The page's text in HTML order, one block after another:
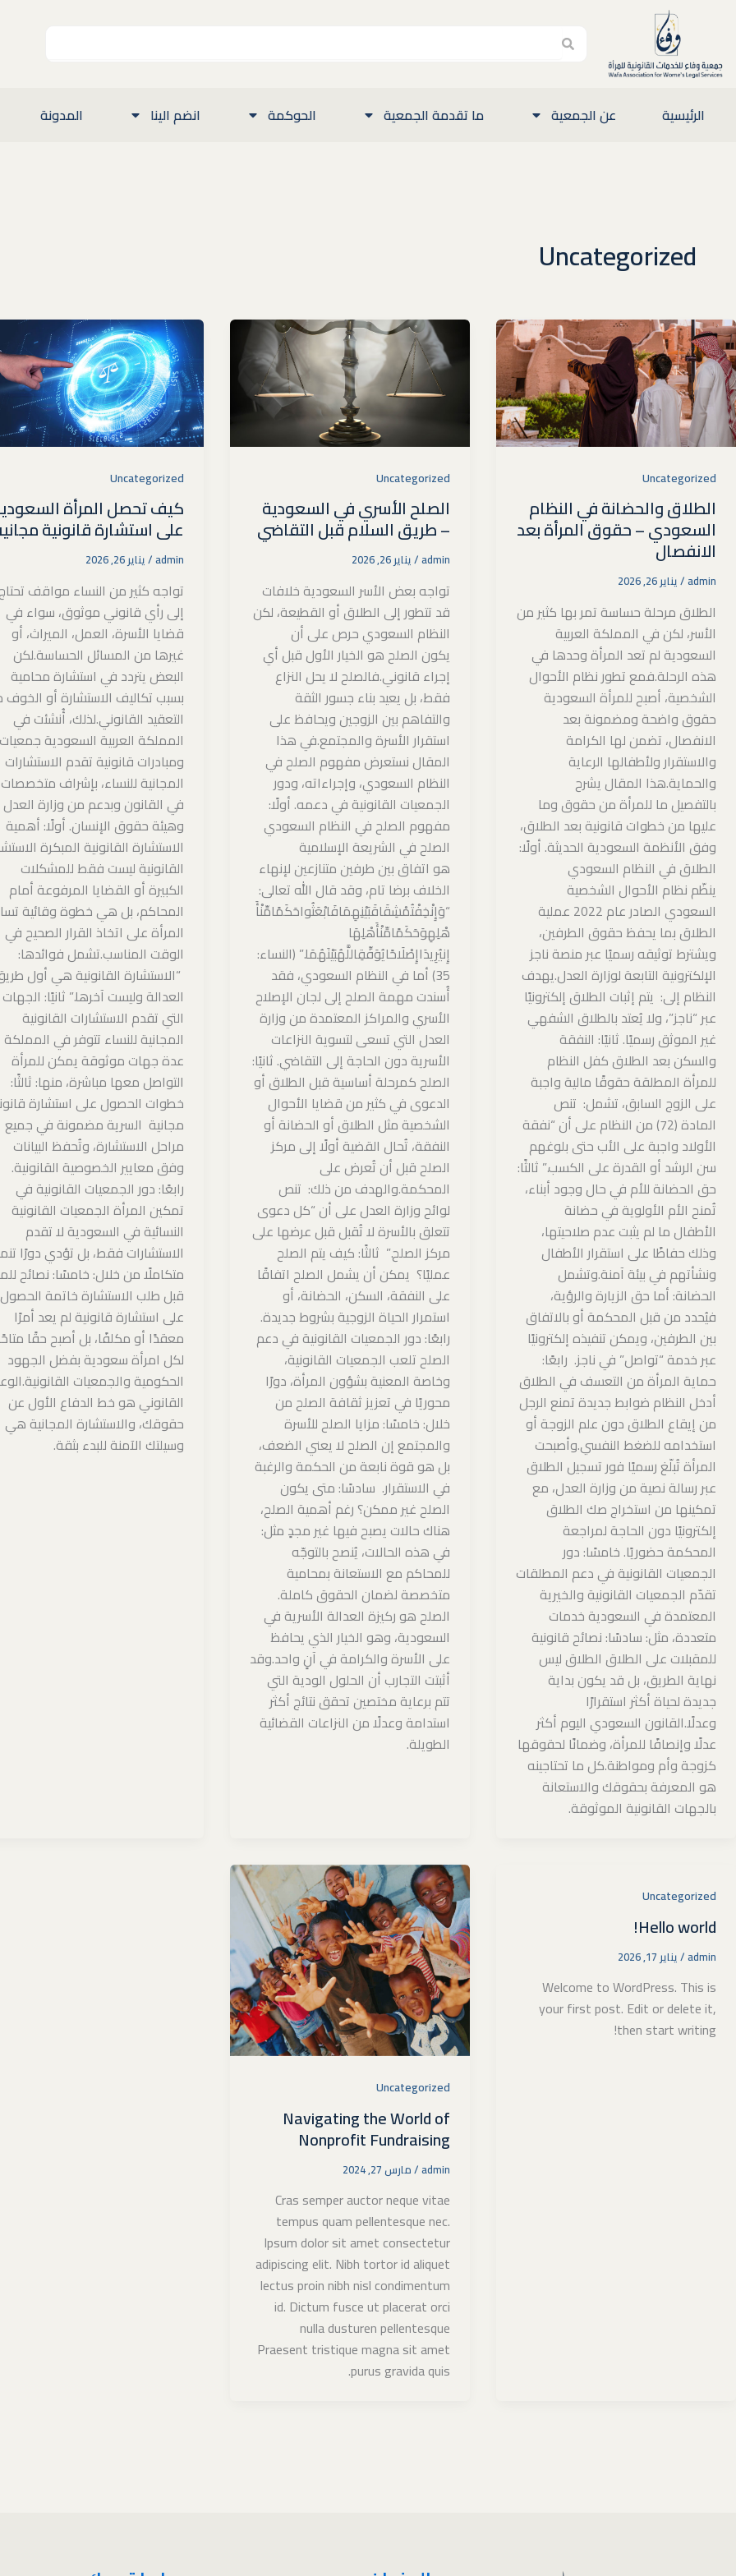
Search
Search
الرئيسية عن الجمعية ما تقدمة الجمعية الحوكمة انضم الينا المدونة
Uncategorized
Uncategorized
الطلاق والحضانة في النظام
السعودي – حقوق المرأة بعد
الانفصال
admin
/يناير 26, 2026
الطلاق مرحلة حساسة تمر بها كثير من
الأسر، لكن في المملكة العربية
السعودية لم تعد المرأة وحدها في
هذه الرحلة.فمع تطور نظام الأحوال
الشخصية، أصبح للمرأة السعودية
حقوق واضحة ومضمونة بعد
الانفصال، تضمن لها الكرامة
والاستقرار ولأطفالها الرعاية
والحماية.هذا المقال يشرح
بالتفصيل ما للمرأة من حقوق وما
عليها من خطوات قانونية بعد الطلاق،
وفق الأنظمة السعودية الحديثة. أولًا:
الطلاق في النظام السعودي
ينظّم نظام الأحوال الشخصية
السعودي الصادر عام 2022 عملية
الطلاق بما يحفظ حقوق الطرفين،
ويشترط توثيقه رسميًا عبر منصة ناجز
الإلكترونية التابعة لوزارة العدل.يهدف
النظام إلى: يتم إثبات الطلاق إلكترونيًا
عبر “ناجز”، ولا يُعتد بالطلاق الشفهي
غير الموثق رسميًا. ثانيًا: النفقة
والسكن بعد الطلاق كفل النظام
للمرأة المطلقة حقوقًا مالية واجبة
على الزوج السابق، تشمل: تنص
المادة (72) من النظام على أن “نفقة
الأولاد واجبة على الأب حتى بلوغهم
سن الرشد أو القدرة على الكسب.” ثالثًا:
حق الحضانة للأم في حال وجود أبناء،
تُمنح الأم الأولوية في حضانة
الأطفال ما لم يثبت عدم صلاحيتها،
وذلك حفاظًا على استقرار الأطفال
ونشأتهم في بيئة آمنة.وتشمل
الحضانة: أما حق الزيارة والرؤية،
فيُحدد من قبل المحكمة أو بالاتفاق
بين الطرفين، ويمكن تنفيذه إلكترونيًا
عبر خدمة “تواصل” في ناجز. رابعًا:
حماية المرأة من التعسف في الطلاق
أدخل النظام ضوابط جديدة تمنع الرجل
من إيقاع الطلاق دون علم الزوجة أو
استخدامه للضغط النفسي.وأصبحت
المرأة تُبلّغ رسميًا فور تسجيل الطلاق
عبر رسالة نصية من وزارة العدل، مع
تمكينها من استخراج صك الطلاق
إلكترونيًا دون الحاجة لمراجعة
المحكمة حضوريًا. خامسًا: دور
الجمعيات القانونية في دعم المطلقات
تقدّم الجمعيات القانونية والخيرية
المعتمدة في السعودية خدمات
متعددة، مثل: سادسًا: نصائح قانونية
للمقبلات على الطلاق الطلاق ليس
نهاية الطريق، بل قد يكون بداية
جديدة لحياة أكثر استقرارًا
وعدلًا.القانون السعودي اليوم أكثر
عدلًا وإنصافًا للمرأة، وضمانًا لحقوقها
كزوجة وأم ومواطنة.كل ما تحتاجينه
هو المعرفة بحقوقك والاستعانة
بالجهات القانونية الموثوقة.
Uncategorized
الصلح الأسري في السعودية
– طريق السلام قبل التقاضي
admin
/يناير 26, 2026
تواجه بعض الأسر السعودية خلافات
قد تتطور إلى الطلاق أو القطيعة، لكن
النظام السعودي حرص على أن
يكون الصلح هو الخيار الأول قبل أي
إجراء قانوني.فالصلح لا يحل النزاع
فقط، بل يعيد بناء جسور الثقة
والتفاهم بين الزوجين ويحافظ على
استقرار الأسرة والمجتمع.في هذا
المقال نستعرض مفهوم الصلح في
النظام السعودي، وإجراءاته، ودور
الجمعيات القانونية في دعمه. أولًا:
مفهوم الصلح في النظام السعودي
الصلح في الشريعة الإسلامية
هو اتفاق بين طرفين متنازعين لإنهاء
الخلاف برضا تام، وقد قال الله تعالى:
“وَإِنْخِفْتُمْشِقَاقَبَيْنِهِمَافَابْعَثُواحَكَمًامِّنْأَ
هْلِهِوَحَكَمًامِّنْأَهْلِهَا
ۚإِنيُرِيدَاإِصْلَاحًايُوَفِّقِاللَّهُبَيْنَهُمَا.” (النساء:
35) أما في النظام السعودي، فقد
أُسندت مهمة الصلح إلى لجان الإصلاح
الأسري والمراكز المعتمدة من وزارة
العدل التي تسعى لتسوية النزاعات
الأسرية دون الحاجة إلى التقاضي. ثانيًا:
الصلح كمرحلة أساسية قبل الطلاق أو
الدعوى في كثير من قضايا الأحوال
الشخصية مثل الطلاق أو الحضانة أو
النفقة، تُحال القضية أولًا إلى مركز
الصلح قبل أن تُعرض على
المحكمة.والهدف من ذلك: تنص
لوائح وزارة العدل على أن “كل دعوى
تتعلق بالأسرة لا تُقبل قبل عرضها على
مركز الصلح.” ثالثًا: كيف يتم الصلح
عمليًا؟ يمكن أن يشمل الصلح اتفاقًا
على النفقة، السكن، الحضانة، أو
استمرار الحياة الزوجية بشروط جديدة.
رابعًا: دور الجمعيات القانونية في دعم
الصلح تلعب الجمعيات القانونية،
وخاصة المعنية بشؤون المرأة، دورًا
محوريًا في تعزيز ثقافة الصلح من
خلال: خامسًا: مزايا الصلح للأسرة
والمجتمع إن الصلح لا يعني الضعف،
بل هو قوة نابعة من الحكمة والرغبة
في الاستقرار. سادسًا: متى يكون
الصلح غير ممكن؟ رغم أهمية الصلح،
هناك حالات يصبح فيها غير مجدٍ مثل:
في هذه الحالات، يُنصح بالتوجّه
للمحاكم مع الاستعانة بمحامية
متخصصة لضمان الحقوق كاملة.
الصلح هو ركيزة العدالة الأسرية في
السعودية، وهو الخيار الذي يحافظ
على الأسرة والكرامة في آنٍ واحد.وقد
أثبتت التجارب أن الحلول الودية التي
تتم برعاية مختصين تحقق نتائج أكثر
استدامة وعدلًا من النزاعات القضائية
الطويلة.
Uncategorized
كيف تحصل المرأة
على استشارة قانونية
admin
/يناير 26, 2026
تواجه كثير من النساء مواقف تحتاج
إلى رأي قانوني موثوق، سواء في
قضايا الأسرة، العمل، الميراث، أو
غيرها من المسائل الحساسة.لكن
البعض يتردد في استشارة محامية
بسبب تكاليف الاستشارة أو
التعقيد القانوني.لذلك، أُنشئت في
المملكة العربية السعودية جمعيات
ومبادرات قانونية تقدم الاستشارات
المجانية للنساء، بإشراف متخصصات
في القانون وبدعم من وزارة العدل
وهيئة حقوق الإنسان. أولًا: أهمية
الاستشارة القانونية المبكرة
القانونية ليست فقط للمشكلات
الكبيرة أو القضايا المرفوعة أمام
المحاكم، بل هي خطوة وقائية
المرأة على اتخاذ القرار الصحيح في
الوقت المناسب.تشمل فوائدها:
“الاستشارة القانونية هي أول
العدالة وليست آخرها.” ثانيًا: الجهات
التي تقدم الاستشارات القانونية
المجانية للنساء تتوفر في المملكة
عدة جهات موثوقة يمكن للمرأة
التواصل معها مباشرة، منها: ثالثًا:
خطوات الحصول على استشارة
مجانية السرية مضمونة في جميع
مراحل الاستشارة، وتُحفظ البيانات
وفق معايير الخصوصية القانونية.
رابعًا: دور الجمعيات القانونية في
تمكين المرأة الجمعيات القانونية
النسائية في السعودية لا تقدم
الاستشارات فقط، بل تؤدي دورًا
متكاملًا من خلال: خامسًا: نصائح
قبل طلب الاستشارة خاتمة الحصول
على استشارة قانونية لم يعد أمرًا
معقدًا أو مكلفًا، بل أصبح حقًا
لكل امرأة سعودية بفضل الجهود
الحكومية والجمعيات
القانوني هو خط الدفاع الأول عن
حقوقك، والاستشارة المجانية هي
وسيلتك الآمنة للبدء بثقة.
Uncategorized
Hello world!
admin
/يناير 17, 2026
Welcome to WordPress. This is
your first post. Edit or delete it,
then start writing!
Uncategorized
Navigating the World of
Nonprofit Fundraising
admin
/مارس 27, 2024
Cras semper auctor neque vitae
tempus quam pellentesque nec.
Ipsum dolor sit amet consectetur
adipiscing elit. Nibh tortor id aliquet
lectus proin nibh nisl condimentum
id. Dictum fusce ut placerat orci
nulla dusturen pellentesque
Praesent tristique magna sit amet
purus gravida quis.